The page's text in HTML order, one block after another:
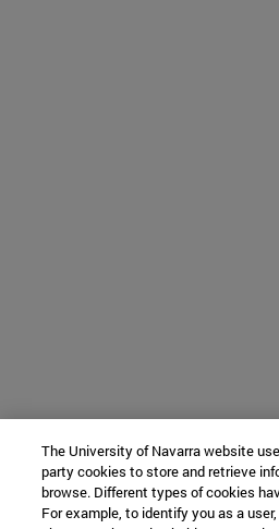
The University of Navarra website
party cookies to store and retrieve
browse. Different types of cookies
For example, to identify you as a